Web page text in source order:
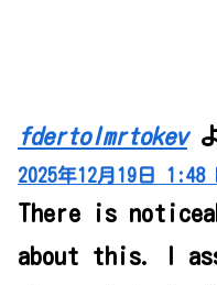
fdertolmrtokev
2025年12月19日 1:48
There is
about this. I